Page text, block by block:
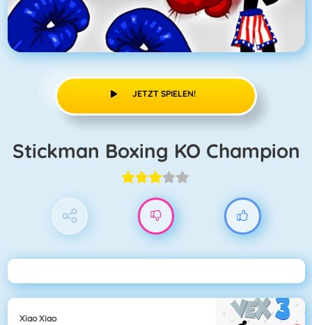
JETZT SPIELEN!
Stickman Boxing KO Champion
Xiao Xiao